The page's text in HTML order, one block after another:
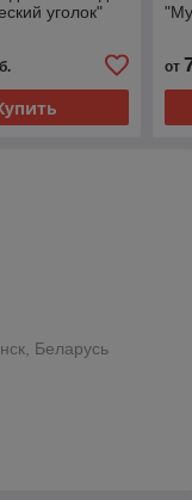
уголок"
от
Беларусь